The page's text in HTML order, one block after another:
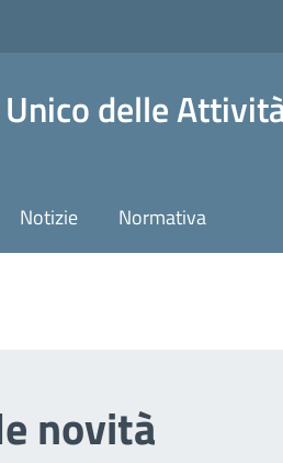
delle
Notizie Normativa
novità